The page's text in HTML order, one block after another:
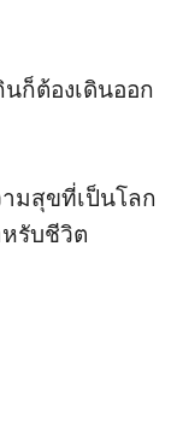
ก็ต้องเดินออก
มสุขที่เป็นโลก
รับชีวิต